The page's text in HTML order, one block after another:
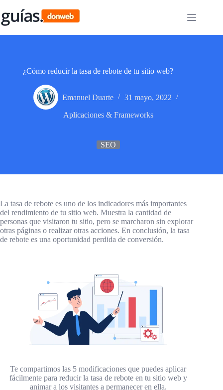
al
contenido
¿Cómo reducir la tasa de rebote de tu sitio web?
Emanuel Duarte 31 mayo, 2022
Aplicaciones & Frameworks
SEO
La tasa de rebote es uno de los indicadores más importantes
del rendimiento de tu sitio web. Muestra la cantidad de
personas que visitaron tu sitio, pero se marcharon sin explorar
otras páginas o realizar otras acciones. En conclusión, la tasa
de rebote es una oportunidad perdida de conversión.
Te compartimos las 5 modificaciones que puedes aplicar
fácilmente para reducir la tasa de rebote en tu sitio web y
animar a los visitantes a permanecer en ella.